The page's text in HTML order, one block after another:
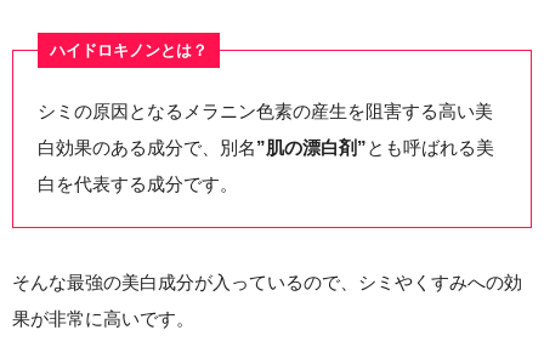
ハイドロキノンとは？
シミの原因となるメラニン色素の産生を阻害する高い美
白効果のある成分で、 別名”肌の漂白剤”とも呼ばれる美
白を代表する成分です。
そんな最強の美白成分が入っているので、シミやくすみへの効
果が非常に高いです。